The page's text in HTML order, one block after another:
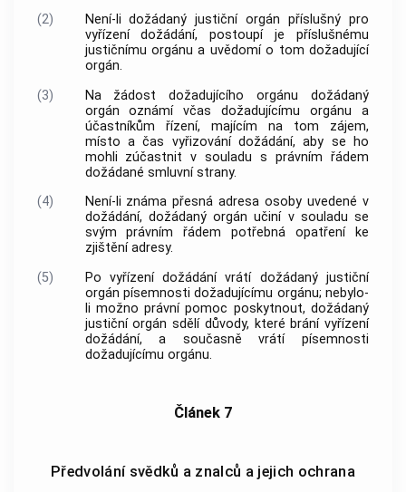
(2)
Není-li dožádaný justiční orgán příslušný pro
vyřízení dožádání, postoupí je příslušnému
justičnímu orgánu a uvědomí o tom dožadující
orgán.
(3)
Na žádost dožadujícího orgánu dožádaný
orgán oznámí včas dožadujícímu orgánu a
účastníkům řízení, majícím na tom zájem,
místo a čas vyřizování dožádání, aby se ho
mohli zúčastnit v souladu s právním řádem
dožádané smluvní strany.
(4)
Není-li známa přesná adresa osoby uvedené v
dožádání, dožádaný orgán učiní v souladu se
svým právním řádem potřebná opatření ke
zjištění adresy.
(5)
Po vyřízení dožádání vrátí dožádaný justiční
orgán písemnosti dožadujícímu orgánu; nebylo-
li možno právní pomoc poskytnout, dožádaný
justiční orgán sdělí důvody, které brání vyřízení
dožádání, a současně vrátí písemnosti
dožadujícímu orgánu.
Článek 7
Předvolání svědků a znalců a jejich ochrana